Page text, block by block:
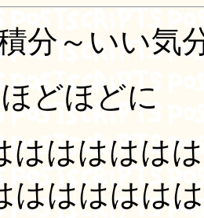
分～いい気
どほどに
はははは
ははははは